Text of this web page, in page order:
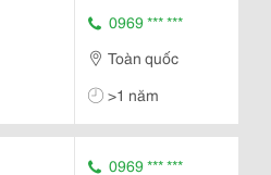
0969 *** ***
Toàn quốc
>1 năm
0969 *** ***